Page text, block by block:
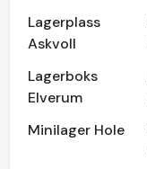
Lagerplass
Askvoll
Lagerboks
Elverum
Minilager Hole